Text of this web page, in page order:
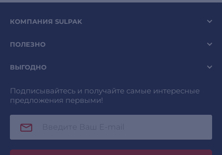
КОМПАНИЯ SULPAK
ПОЛЕЗНО
ВЫГОДНО
Подписывайтесь и получайте самые интересные
предложения первыми!